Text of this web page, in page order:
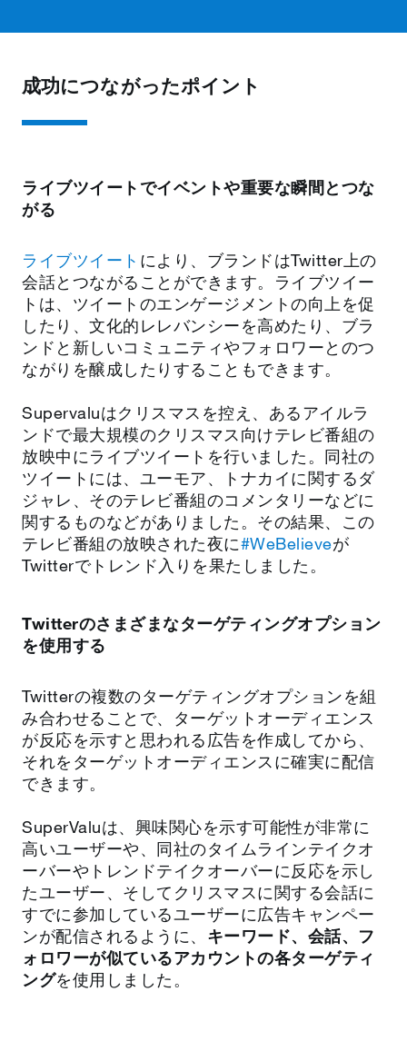
成功につながったポイント
ライブツイートでイベントや重要な瞬間とつな
がる
ライブツイート により、ブランドはTwitter上の
会話とつながることができます。ライブツイー
トは、ツイートのエンゲージメントの向上を促
したり、文化的レレバンシーを高めたり、ブラ
ンドと新しいコミュニティやフォロワーとのつ
ながりを醸成したりすることもできます。
Supervaluはクリスマスを控え、あるアイルラ
ンドで最大規模のクリスマス向けテレビ番組の
放映中にライブツイートを行いました。同社の
ツイートには、ユーモア、トナカイに関するダ
ジャレ、そのテレビ番組のコメンタリーなどに
関するものなどがありました。その結果、この
テレビ番組の放映された夜に#WeBelieveが
Twitterでトレンド入りを果たしました。
Twitterのさまざまなターゲティングオプション
を使用する
Twitterの複数のターゲティングオプションを組
み合わせることで、ターゲットオーディエンス
が反応を示すと思われる広告を作成してから、
それをターゲットオーディエンスに確実に配信
できます。
SuperValuは、興味関心を示す可能性が非常に
高いユーザーや、同社のタイムラインテイクオ
ーバーやトレンドテイクオーバーに反応を示し
たユーザー、そしてクリスマスに関する会話に
すでに参加しているユーザーに広告キャンペー
ンが配信されるように、 キーワード、会話、フ
ォロワーが似ているアカウントの各ターゲティ
ングを使用しました。